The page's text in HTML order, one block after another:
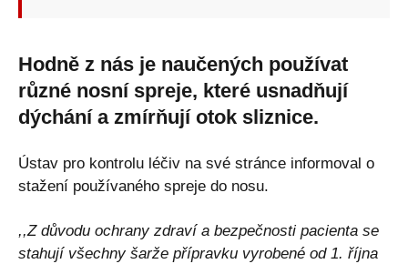
Hodně z nás je naučených používat
různé nosní spreje, které usnadňují
dýchání a zmírňují otok sliznice.
Ústav pro kontrolu léčiv na své stránce informoval o
stažení používaného spreje do nosu.
,,Z důvodu ochrany zdraví a bezpečnosti pacienta se
stahují všechny šarže přípravku vyrobené od 1. října